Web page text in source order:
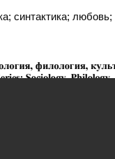
синтактика;